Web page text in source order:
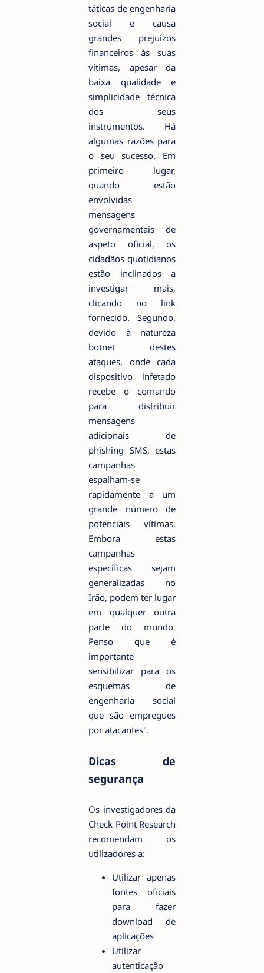
táticas de engenharia
social e causa
grandes prejuízos
financeiros às suas
vítimas, apesar da
baixa qualidade e
simplicidade técnica
dos seus
instrumentos. Há
algumas razões para
o seu sucesso. Em
primeiro lugar,
quando estão
envolvidas
mensagens
governamentais de
aspeto oficial, os
cidadãos quotidianos
estão inclinados a
investigar mais,
clicando no link
fornecido. Segundo,
devido à natureza
botnet destes
ataques, onde cada
dispositivo infetado
recebe o comando
para distribuir
mensagens
adicionais de
phishing SMS, estas
campanhas
espalham-se
rapidamente a um
grande número de
potenciais vítimas.
Embora estas
campanhas
específicas sejam
generalizadas no
Irão, podem ter lugar
em qualquer outra
parte do mundo.
Penso que é
importante
sensibilizar para os
esquemas de
engenharia social
que são empregues
por atacantes".
Dicas de
segurança
Os investigadores da
Check Point Research
recomendam os
utilizadores a:
Utilizar apenas
fontes oficiais
para fazer
download de
aplicações
Utilizar
autenticação